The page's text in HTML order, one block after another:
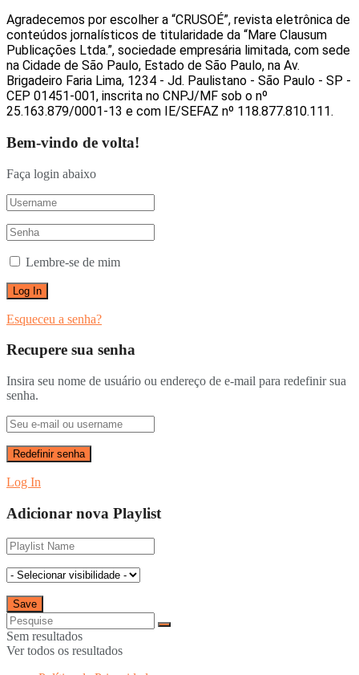
Agradecemos por escolher a “CRUSOÉ”, revista eletrônica de
conteúdos jornalísticos de titularidade da “Mare Clausum
Publicações Ltda.”, sociedade empresária limitada, com sede
na Cidade de São Paulo, Estado de São Paulo, na Av.
Brigadeiro Faria Lima, 1234 - Jd. Paulistano - São Paulo - SP -
CEP 01451-001, inscrita no CNPJ/MF sob o nº
25.163.879/0001-13 e com IE/SEFAZ nº 118.877.810.111.
Bem-vindo de volta!
Faça login abaixo
Lembre-se de mim
Esqueceu a senha?
Recupere sua senha
Insira seu nome de usuário ou endereço de e-mail para redefinir sua
senha.
Log In
Adicionar nova Playlist
Sem resultados
Ver todos os resultados